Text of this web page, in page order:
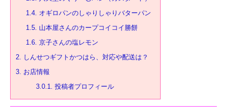
1.4. オギロパンのしゃりしゃりバターパン
1.5. 山本屋さんのカープコイコイ勝餅
1.6. 京子さんの塩レモン
2. しんせつギフトかつはら、対応や配送は？
3. お店情報
3.0.1. 投稿者プロフィール